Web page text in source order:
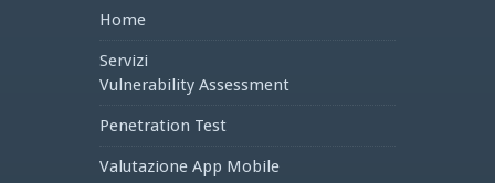
Home
Servizi
Vulnerability Assessment
Penetration Test
Valutazione App Mobile